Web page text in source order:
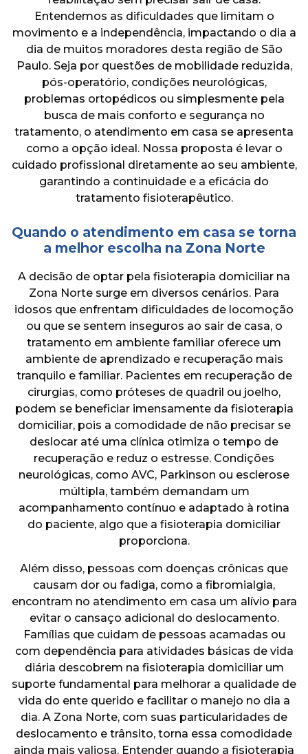
ENTRE EM CONTATO
Entendemos as dificuldades que limitam o
movimento e a independência, impactando o dia a
dia de muitos moradores desta região de São
Paulo. Seja por questões de mobilidade reduzida,
pós-operatório, condições neurológicas,
problemas ortopédicos ou simplesmente pela
busca de mais conforto e segurança no
tratamento, o atendimento em casa se apresenta
como a opção ideal. Nossa proposta é levar o
cuidado profissional diretamente ao seu ambiente,
garantindo a continuidade e a eficácia do
tratamento fisioterapêutico.
Quando o atendimento em casa se torna
a melhor escolha na Zona Norte
A decisão de optar pela fisioterapia domiciliar na
Zona Norte surge em diversos cenários. Para
idosos que enfrentam dificuldades de locomoção
ou que se sentem inseguros ao sair de casa, o
tratamento em ambiente familiar oferece um
ambiente de aprendizado e recuperação mais
tranquilo e familiar. Pacientes em recuperação de
cirurgias, como próteses de quadril ou joelho,
podem se beneficiar imensamente da fisioterapia
domiciliar, pois a comodidade de não precisar se
deslocar até uma clínica otimiza o tempo de
recuperação e reduz o estresse. Condições
neurológicas, como AVC, Parkinson ou esclerose
múltipla, também demandam um
acompanhamento contínuo e adaptado à rotina
do paciente, algo que a fisioterapia domiciliar
proporciona.
Além disso, pessoas com doenças crônicas que
causam dor ou fadiga, como a fibromialgia,
encontram no atendimento em casa um alívio para
evitar o cansaço adicional do deslocamento.
Famílias que cuidam de pessoas acamadas ou
com dependência para atividades básicas de vida
diária descobrem na fisioterapia domiciliar um
suporte fundamental para melhorar a qualidade de
vida do ente querido e facilitar o manejo no dia a
dia. A Zona Norte, com suas particularidades de
deslocamento e trânsito, torna essa comodidade
ainda mais valiosa. Entender quando a fisioterapia